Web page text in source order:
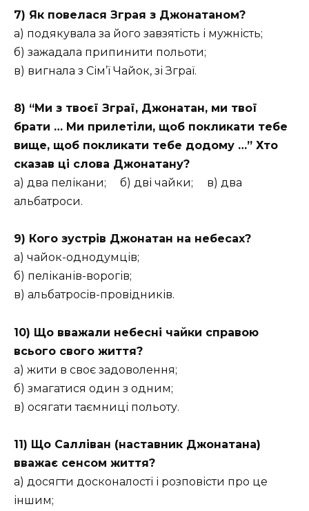
7) Як повелася Зграя з Джонатаном?
а) подякувала за його завзятість і мужність;
б) зажадала припинити польоти;
в) вигнала з Сім’ї Чайок, зі Зграї.
8) “Ми з твоєї Зграї, Джонатан, ми твої
брати … Ми прилетіли, щоб покликати тебе
вище, щоб покликати тебе додому …” Хто
сказав ці слова Джонатану?
а) два пелікани; б) дві чайки; в) два
альбатроси.
9) Кого зустрів Джонатан на небесах?
а) чайок-однодумців;
б) пеліканів-ворогів;
в) альбатросів-провідників.
10) Що вважали небесні чайки справою
всього свого життя?
а) жити в своє задоволення;
б) змагатися один з одним;
в) осягати таємниці польоту.
11) Що Салліван (наставник Джонатана)
вважає сенсом життя?
а) досягти досконалості і розповісти про це
іншим;